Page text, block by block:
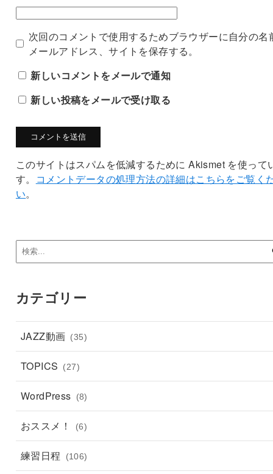
次回のコメントで使用するためブラウザーに自分の名
メールアドレス、サイトを保存する。
新しいコメントをメールで通知
新しい投稿をメールで受け取る
このサイトはスパムを低減するために Akismet を使って
す。 コメントデータの処理方法の詳細はこちらをご覧く
い。
カテゴリー
JAZZ動画 (35)
TOPICS (27)
WordPress (8)
おススメ！ (6)
練習日程 (106)